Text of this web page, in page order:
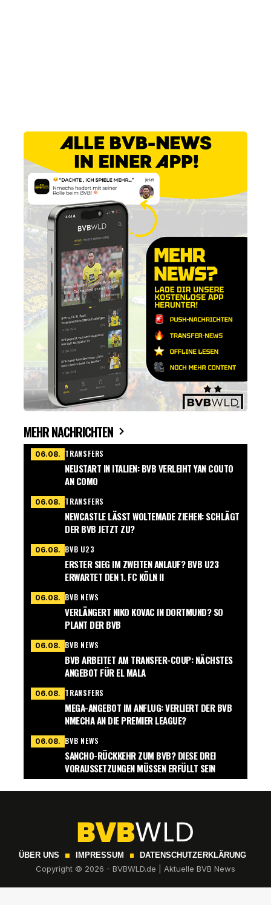
MEHR NACHRICHTEN
06.08. TRANSFERS
NEUSTART IN ITALIEN: BVB VERLEIHT YAN COUTO
AN COMO
06.08. TRANSFERS
NEWCASTLE LÄSST WOLTEMADE ZIEHEN: SCHLÄGT
DER BVB JETZT ZU?
06.08. BVB U23
ERSTER SIEG IM ZWEITEN ANLAUF? BVB U23
ERWARTET DEN 1. FC KÖLN II
06.08. BVB NEWS
VERLÄNGERT NIKO KOVAC IN DORTMUND? SO
PLANT DER BVB
06.08. BVB NEWS
BVB ARBEITET AM TRANSFER-COUP: NÄCHSTES
ANGEBOT FÜR EL MALA
06.08. TRANSFERS
MEGA-ANGEBOT IM ANFLUG: VERLIERT DER BVB
NMECHA AN DIE PREMIER LEAGUE?
06.08. BVB NEWS
SANCHO-RÜCKKEHR ZUM BVB? DIESE DREI
VORAUSSETZUNGEN MÜSSEN ERFÜLLT SEIN
ÜBER UNS IMPRESSUM DATENSCHUTZERKLÄRUNG
Copyright © 2026 - BVBWLD.de | Aktuelle BVB News